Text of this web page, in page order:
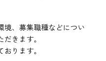
境、募集職種などについ
きます。
ります。